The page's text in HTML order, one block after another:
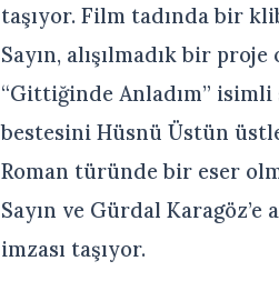
taşıyor. Film tadında bir
Sayın, alışılmadık bir
“Gittiğinde Anladım” isimli
bestesini Hüsnü Üstün
Roman türünde bir eser
Sayın ve Gürdal
imzası taşıyor.